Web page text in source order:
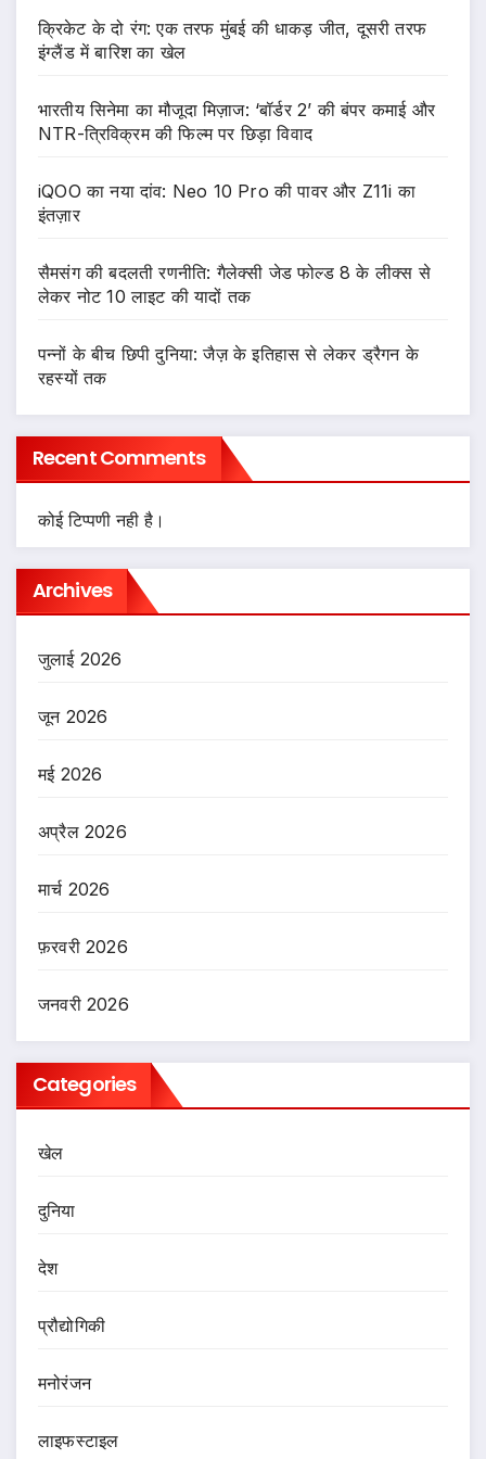
क्रिकेट के दो रंग: एक तरफ मुंबई की धाकड़ जीत, दूसरी तरफ
इंग्लैंड में बारिश का खेल
भारतीय सिनेमा का मौजूदा मिज़ाज: ‘बॉर्डर 2’ की बंपर कमाई और
NTR-त्रिविक्रम की फिल्म पर छिड़ा विवाद
iQOO का नया दांव: Neo 10 Pro की पावर और Z11i का
इंतज़ार
सैमसंग की बदलती रणनीति: गैलेक्सी जेड फोल्ड 8 के लीक्स से
लेकर नोट 10 लाइट की यादों तक
पन्नों के बीच छिपी दुनिया: जैज़ के इतिहास से लेकर ड्रैगन के
रहस्यों तक
Recent Comments
कोई टिप्पणी नही है।
Archives
जुलाई 2026
जून 2026
मई 2026
अप्रैल 2026
मार्च 2026
फ़रवरी 2026
जनवरी 2026
Categories
खेल
दुनिया
देश
प्रौद्योगिकी
मनोरंजन
लाइफस्टाइल